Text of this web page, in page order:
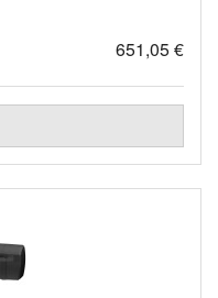
651,05 €